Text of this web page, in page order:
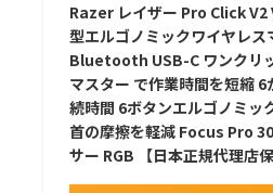
Razer レイザー Pro Click
型エルゴノミックワイヤレス
Bluetooth USB-C ワンクリ
マスター で作業時間を短縮
続時間 6ボタンエルゴノミッ
首の摩擦を軽減 Focus Pro
サー RGB 【日本正規代理店保